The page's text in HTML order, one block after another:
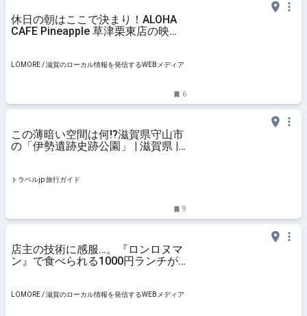
休日の朝はここで決まり！ALOHA
CAFE Pineapple 草津栗東店の映え
LOMORE / 滋賀のローカル情報を発信するWEBメディア
6
この薄暗い空間は何!?滋賀県守山市
の「伊勢遺跡史跡公園」 | 滋賀県 |
トラベルjp 旅行ガイド
9
店主の技術に感服…。『ロンロヌマ
ン』で食べられる1000円ランチが
LOMORE / 滋賀のローカル情報を発信するWEBメディア